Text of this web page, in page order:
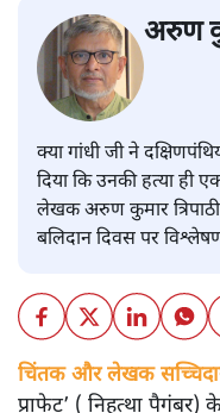
अरुण
क्या गांधी जी ने
दिया कि उनकी हत्या ही
लेखक अरुण कुमार त्रिपाठी
बलिदान दिवस पर
चिंतक और लेखक
प्राफेट’ ( निहत्था